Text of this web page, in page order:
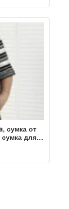
сумка от
для
рюкзак,